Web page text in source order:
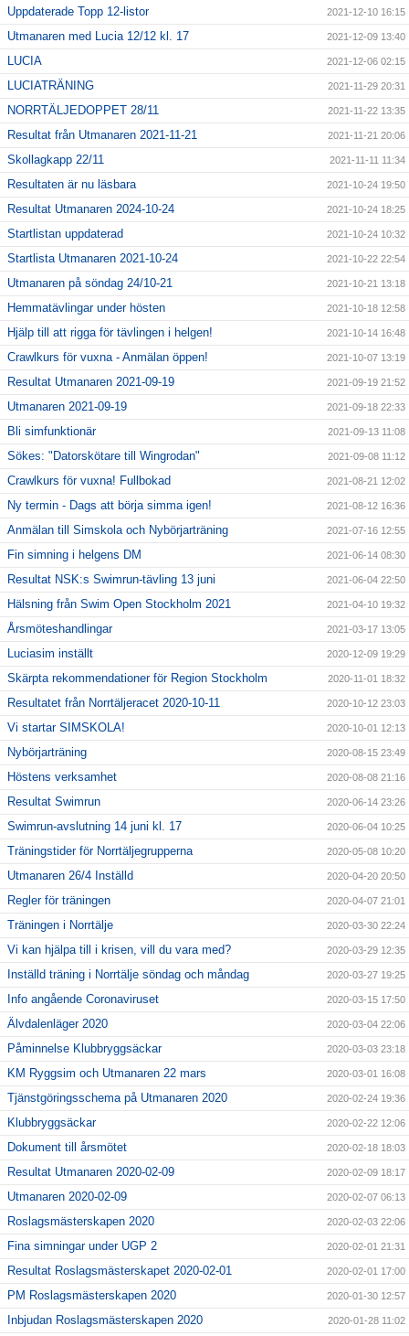
Uppdaterade Topp 12-listor 2021-12-10 16:15
Utmanaren med Lucia 12/12 kl. 17 2021-12-09 13:40
LUCIA 2021-12-06 02:15
LUCIATRÄNING 2021-11-29 20:31
NORRTÄLJEDOPPET 28/11 2021-11-22 13:35
Resultat från Utmanaren 2021-11-21 2021-11-21 20:06
Skollagkapp 22/11 2021-11-11 11:34
Resultaten är nu läsbara 2021-10-24 19:50
Resultat Utmanaren 2024-10-24 2021-10-24 18:25
Startlistan uppdaterad 2021-10-24 10:32
Startlista Utmanaren 2021-10-24 2021-10-22 22:54
Utmanaren på söndag 24/10-21 2021-10-21 13:18
Hemmatävlingar under hösten 2021-10-18 12:58
Hjälp till att rigga för tävlingen i helgen! 2021-10-14 16:48
Crawlkurs för vuxna - Anmälan öppen! 2021-10-07 13:19
Resultat Utmanaren 2021-09-19 2021-09-19 21:52
Utmanaren 2021-09-19 2021-09-18 22:33
Bli simfunktionär 2021-09-13 11:08
Sökes: "Datorskötare till Wingrodan" 2021-09-08 11:12
Crawlkurs för vuxna! Fullbokad 2021-08-21 12:02
Ny termin - Dags att börja simma igen! 2021-08-12 16:36
Anmälan till Simskola och Nybörjarträning 2021-07-16 12:55
Fin simning i helgens DM 2021-06-14 08:30
Resultat NSK:s Swimrun-tävling 13 juni 2021-06-04 22:50
Hälsning från Swim Open Stockholm 2021 2021-04-10 19:32
Årsmöteshandlingar 2021-03-17 13:05
Luciasim inställt 2020-12-09 19:29
Skärpta rekommendationer för Region Stockholm 2020-11-01 18:32
Resultatet från Norrtäljeracet 2020-10-11 2020-10-12 23:03
Vi startar SIMSKOLA! 2020-10-01 12:13
Nybörjarträning 2020-08-15 23:49
Höstens verksamhet 2020-08-08 21:16
Resultat Swimrun 2020-06-14 23:26
Swimrun-avslutning 14 juni kl. 17 2020-06-04 10:25
Träningstider för Norrtäljegrupperna 2020-05-08 10:20
Utmanaren 26/4 Inställd 2020-04-20 20:50
Regler för träningen 2020-04-07 21:01
Träningen i Norrtälje 2020-03-30 22:24
Vi kan hjälpa till i krisen, vill du vara med? 2020-03-29 12:35
Inställd träning i Norrtälje söndag och måndag 2020-03-27 19:25
Info angående Coronaviruset 2020-03-15 17:50
Älvdalenläger 2020 2020-03-04 22:06
Påminnelse Klubbryggsäckar 2020-03-03 23:18
KM Ryggsim och Utmanaren 22 mars 2020-03-01 16:08
Tjänstgöringsschema på Utmanaren 2020 2020-02-24 19:36
Klubbryggsäckar 2020-02-22 12:06
Dokument till årsmötet 2020-02-18 18:03
Resultat Utmanaren 2020-02-09 2020-02-09 18:17
Utmanaren 2020-02-09 2020-02-07 06:13
Roslagsmästerskapen 2020 2020-02-03 22:06
Fina simningar under UGP 2 2020-02-01 21:31
Resultat Roslagsmästerskapet 2020-02-01 2020-02-01 17:00
PM Roslagsmästerskapen 2020 2020-01-30 12:57
Inbjudan Roslagsmästerskapen 2020 2020-01-28 11:02